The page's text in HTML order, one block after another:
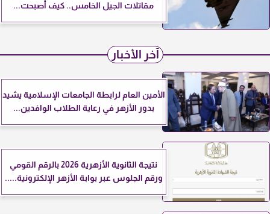
مقاتلات الجيل الخامس.. كيف أصبحت...
آخر الأخبار
الأمين العام لرابطة الجامعات الإسلامية يشيد
بدور الأزهر في رعاية الطلاب الوافدين...
نتيجة الثانوية الأزهرية 2026 بالرقم القومي
ورقم الجلوس عبر بوابة الأزهر الإلكترونية.....